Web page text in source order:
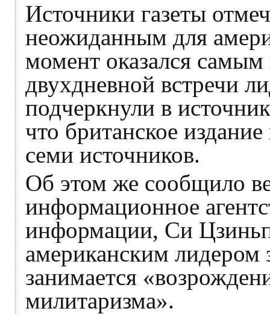
Источники газеты
неожиданным для
момент оказался
двухдневной встречи
подчеркнули в
что британское
семи источников.
Об этом же сообщило
информационное
информации, Си
американским лидером
занимается
милитаризма».